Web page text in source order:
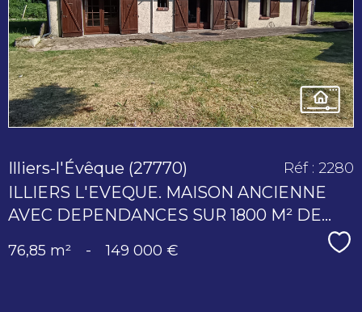
bien
Illiers-l'Évêque (27770)
ILLIERS L'EVEQUE. MAISON ANCIENNE
AVEC DEPENDANCES SUR 1800 M² DE...
Réf : 2280
76,85 m² - 149 000 €